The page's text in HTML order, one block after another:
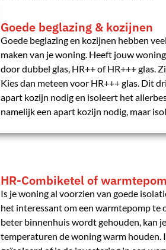
Goede beglazing & kozijnen
Goede beglazing en kozijnen hebben
maken van je woning. Heeft jouw
door dubbel glas, HR++ of HR+++ glas.
Kies dan meteen voor HR+++ glas. Dit
apart kozijn nodig en isoleert het
namelijk een apart kozijn nodig, maar
HR-Combiketel of
Is je woning al voorzien van goede
het interessant om een warmtepomp te
beter binnenhuis wordt gehouden, kan
temperaturen de woning warm houden.